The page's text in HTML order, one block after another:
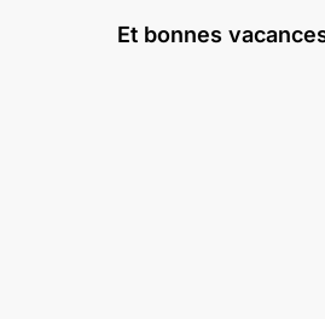
Et bonnes